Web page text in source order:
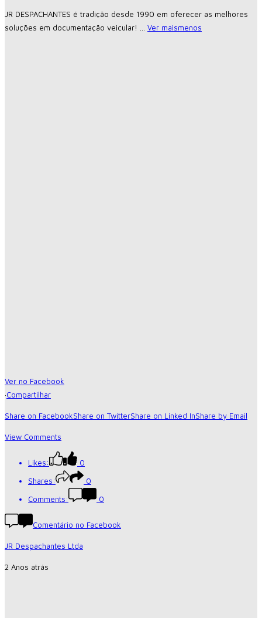
JR DESPACHANTES é tradição desde 1990 em oferecer as melhores
soluções em documentação veicular! ... Ver maismenos
Ver no Facebook
·Compartilhar
Share on FacebookShare on TwitterShare on Linked InShare by Email
View Comments
Likes:
0
Shares:
0
Comments:
0
Comentário no Facebook
JR Despachantes Ltda
2 Anos atrás